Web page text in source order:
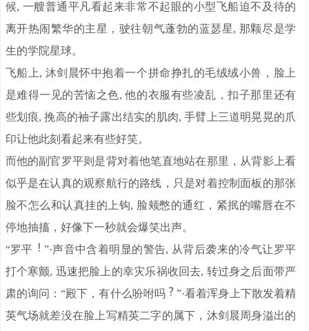
候, 一艘普通平凡看起来非常不起眼的小型飞船迫不及待的
离开热闹繁华的主星，驶往朝气蓬勃的蓝瑟星, 那颗尽是学
生的学院星球。
飞船上, 沐剑晨怀中抱着一个拼命挣扎的毛绒绒小兽，脸上
是难得一见的苦恼之色, 他的衣服有些凌乱，扣子那里还有
些划痕, 挽高的袖子露出结实的肌肉, 手臂上三道明晃晃的爪
印让他此刻看起来有些好笑。
而他的副官罗平则是背对着他笔直地站在那里，从背影上看
似乎是在认真的观察航行的路线，只是对着控制面板的那张
脸不怎么和认真挂的上钩, 脸颊憋的通红，紧抿的嘴唇在不
停地抽搐，好像下一秒就会爆笑出声。
“罗平
”·声音中含着明显的警告, 从背后袭来的冷气让罗平
打个寒颤, 迅速把脸上的幸灾乐祸收回去, 转过身之后面带严
肃的询问：“殿下，有什么吩咐吗
”·看着浑身上下散发着精
英气场就差没在脸上写精英二字的属下，沐剑晨周身溢出的